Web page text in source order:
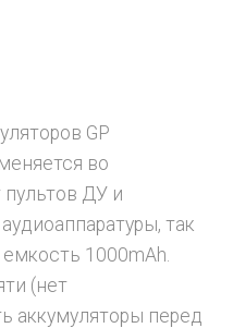
GP
во
пультов ДУ и
так
1000mAh.
(нет
аккумуляторы перед